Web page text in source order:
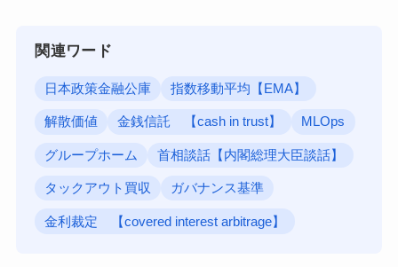
関連ワード
日本政策金融公庫 指数移動平均【EMA】
解散価値 金銭信託 【cash in trust】 MLOps
グループホーム 首相談話【内閣総理大臣談話】
タックアウト買収 ガバナンス基準
金利裁定 【covered interest arbitrage】